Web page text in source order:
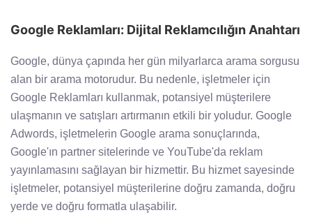
Google Reklamları: Dijital Reklamcılığın Anahtarı
Google, dünya çapında her gün milyarlarca arama sorgusu
alan bir arama motorudur. Bu nedenle, işletmeler için
Google Reklamları kullanmak, potansiyel müşterilere
ulaşmanın ve satışları artırmanın etkili bir yoludur. Google
Adwords, işletmelerin Google arama sonuçlarında,
Google'ın partner sitelerinde ve YouTube'da reklam
yayınlamasını sağlayan bir hizmettir. Bu hizmet sayesinde
işletmeler, potansiyel müşterilerine doğru zamanda, doğru
yerde ve doğru formatla ulaşabilir.